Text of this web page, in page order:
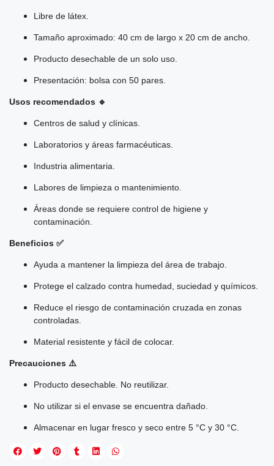
Libre de látex.
Tamaño aproximado: 40 cm de largo x 20 cm de ancho.
Producto desechable de un solo uso.
Presentación: bolsa con 50 pares.
Usos recomendados 🔹
Centros de salud y clínicas.
Laboratorios y áreas farmacéuticas.
Industria alimentaria.
Labores de limpieza o mantenimiento.
Áreas donde se requiere control de higiene y
contaminación.
Beneficios ✅
Ayuda a mantener la limpieza del área de trabajo.
Protege el calzado contra humedad, suciedad y químicos.
Reduce el riesgo de contaminación cruzada en zonas
controladas.
Material resistente y fácil de colocar.
Precauciones ⚠️
Producto desechable. No reutilizar.
No utilizar si el envase se encuentra dañado.
Almacenar en lugar fresco y seco entre 5 °C y 30 °C.